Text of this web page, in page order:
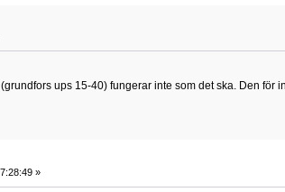
ups 15-40) fungerar inte som det ska. Den för
»